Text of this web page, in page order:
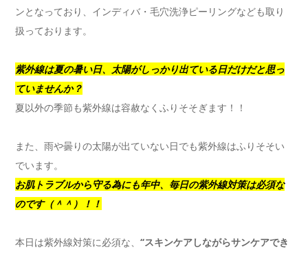
ンとなっており、インディバ・毛穴洗浄ピーリングなども取り
扱っております。
紫外線は夏の暑い日、太陽がしっかり出ている日だけだと思っ
ていませんか？
夏以外の季節も紫外線は容赦なくふりそそぎます！！
また、雨や曇りの太陽が出ていない日でも紫外線はふりそそい
でいます。
お肌トラブルから守る為にも年中、毎日の紫外線対策は必須な
のです（＾＾）！！
本日は紫外線対策に必須な、 ‘‘スキンケアしながらサンケアでき